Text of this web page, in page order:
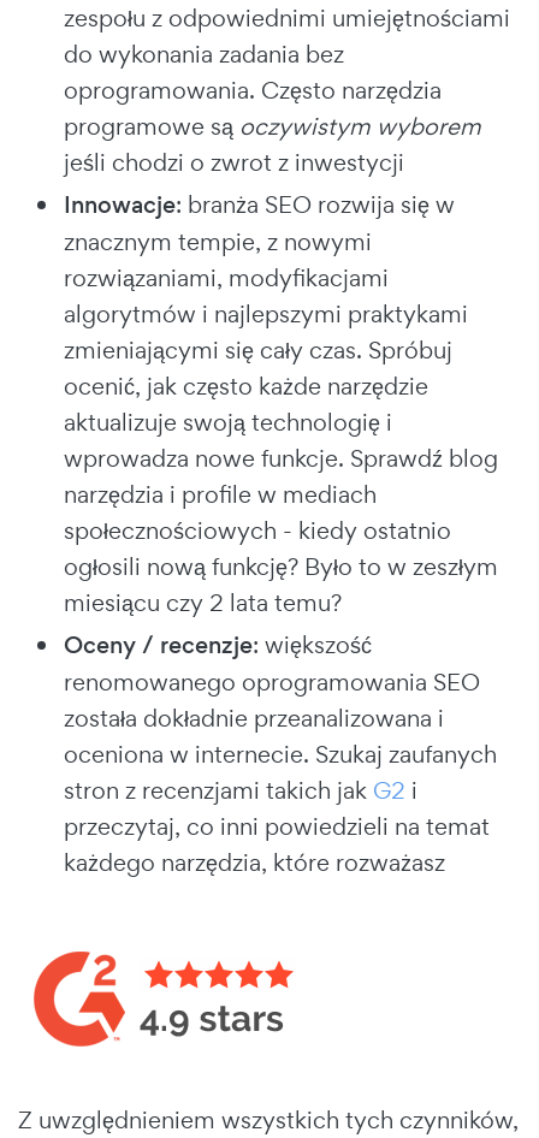
zespołu z odpowiednimi umiejętnościami
do wykonania zadania bez
oprogramowania. Często narzędzia
programowe są oczywistym wyborem
jeśli chodzi o zwrot z inwestycji
Innowacje: branża SEO rozwija się w
znacznym tempie, z nowymi
rozwiązaniami, modyfikacjami
algorytmów i najlepszymi praktykami
zmieniającymi się cały czas. Spróbuj
ocenić, jak często każde narzędzie
aktualizuje swoją technologię i
wprowadza nowe funkcje. Sprawdź blog
narzędzia i profile w mediach
społecznościowych - kiedy ostatnio
ogłosili nową funkcję? Było to w zeszłym
miesiącu czy 2 lata temu?
Oceny / recenzje: większość
renomowanego oprogramowania SEO
została dokładnie przeanalizowana i
oceniona w internecie. Szukaj zaufanych
stron z recenzjami takich jak G2 i
przeczytaj, co inni powiedzieli na temat
każdego narzędzia, które rozważasz
Z uwzględnieniem wszystkich tych czynników,